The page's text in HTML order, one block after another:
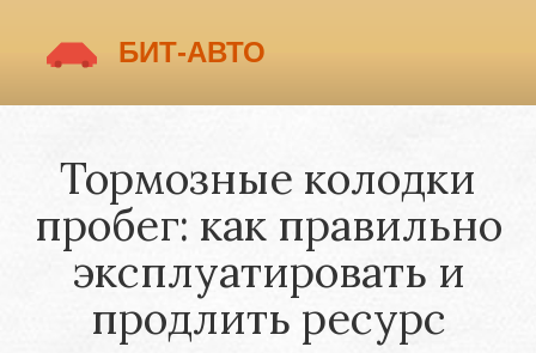
Тормозные колодки
пробег: как правильно
эксплуатировать и
продлить ресурс